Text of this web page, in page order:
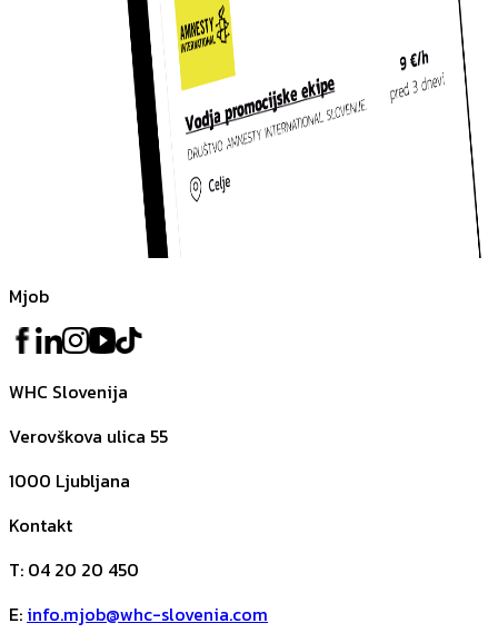
Mjob
WHC Slovenija
Verovškova ulica 55
1000 Ljubljana
Kontakt
T: 04 20 20 450
E: info.mjob@whc-slovenia.com